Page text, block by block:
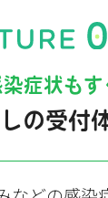
症状も
の受付